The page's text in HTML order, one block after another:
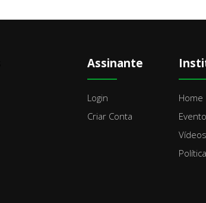
Assinante
Login
Criar Conta
Home
Vídeos